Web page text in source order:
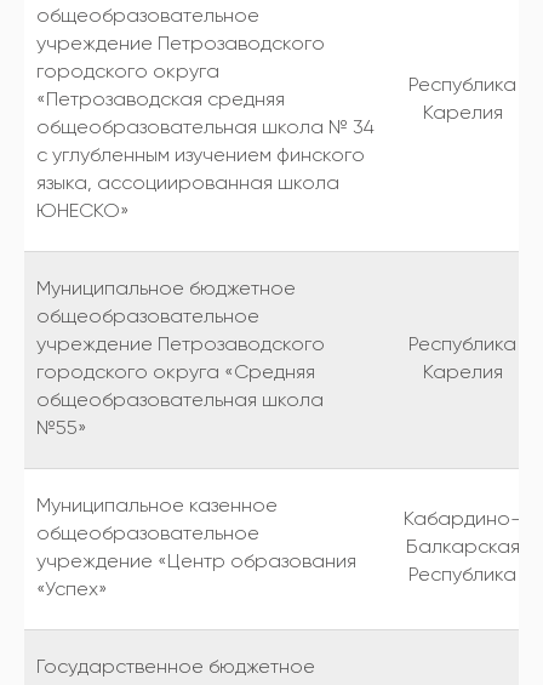
общеобразовательное
учреждение Петрозаводского
городского округа
«Петрозаводская средняя
общеобразовательная школа № 34
с углубленным изучением финского
языка, ассоциированная школа
ЮНЕСКО»
Республика
Карелия
Муниципальное бюджетное
общеобразовательное
учреждение Петрозаводского
городского округа «Средняя
общеобразовательная школа
№55»
Республика
Карелия
Муниципальное казенное
общеобразовательное
учреждение «Центр образования
«Успех»
Кабардино-
Балкарская
Республика
Государственное бюджетное